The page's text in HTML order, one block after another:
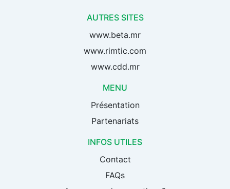
AUTRES SITES
www.beta.mr
www.rimtic.com
www.cdd.mr
MENU
Présentation
Partenariats
INFOS UTILES
Contact
FAQs